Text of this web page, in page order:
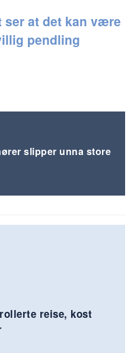
ser at det kan være
pendling
slipper unna store
reise, kost